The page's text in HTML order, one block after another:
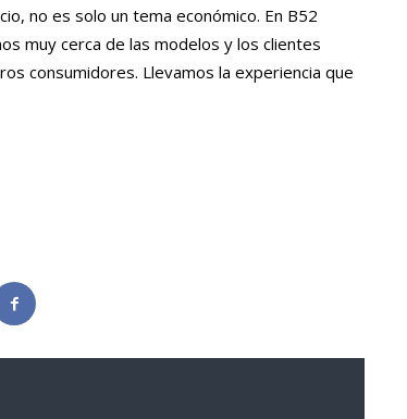
no es solo un tema económico. En B52
muy cerca de las modelos y los clientes
consumidores. Llevamos la experiencia que